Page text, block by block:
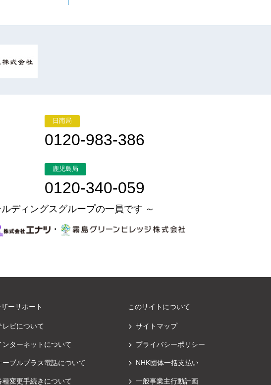
日南局
0120-983-386
鹿児島局
0120-340-059
ディングスグループの一員です ～
・
ーサポート
レビについて
ンターネットについて
ーブルプラス電話について
種変更手続きについて
このサイトについて
サイトマップ
プライバシーポリシー
NHK団体一括支払い
一般事業主行動計画